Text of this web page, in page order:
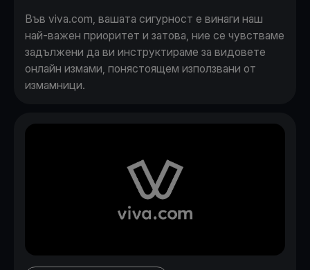
Във viva.com, вашата сигурност е винаги наш
най-важен приоритет и затова, ние се чувстваме
задължени да ви инструктираме за видовете
онлайн измами, понястоящем използвани от
измамници.